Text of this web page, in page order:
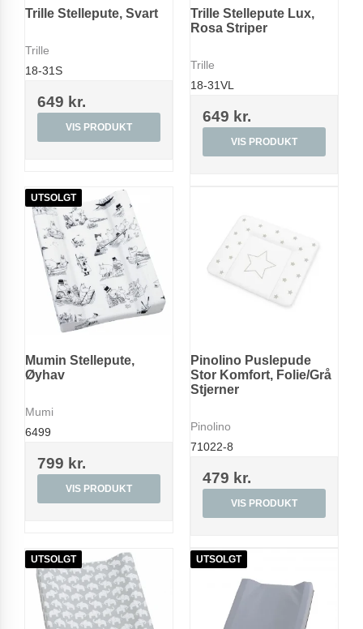
Trille Stellepute, Svart
Trille
18-31S
649 kr.
VIS PRODUKT
Trille Stellepute Lux,
Rosa Striper
Trille
18-31VL
649 kr.
VIS PRODUKT
UTSOLGT
Mumin Stellepute,
Øyhav
Mumi
6499
799 kr.
VIS PRODUKT
Pinolino Puslepude
Stor Komfort, Folie/Grå
Stjerner
Pinolino
71022-8
479 kr.
VIS PRODUKT
UTSOLGT UTSOLGT